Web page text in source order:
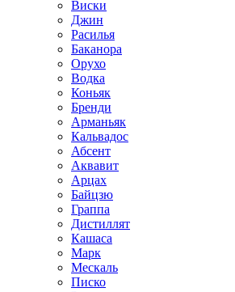
Виски
Джин
Расилья
Баканора
Орухо
Водка
Коньяк
Бренди
Арманьяк
Кальвадос
Абсент
Аквавит
Арцах
Байцзю
Граппа
Дистиллят
Кашаса
Марк
Мескаль
Писко